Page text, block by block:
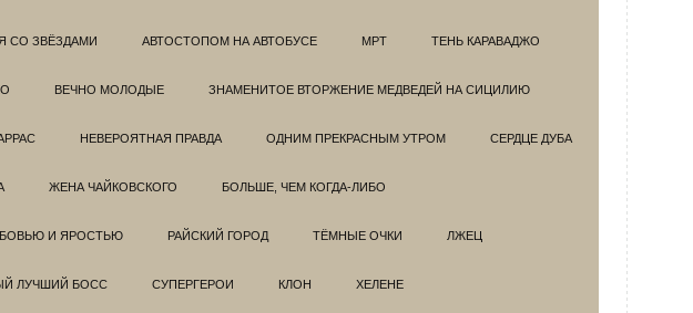
СО ЗВЁЗДАМИ АВТОСТОПОМ НА АВТОБУСЕ МРТ ТЕНЬ КАРАВАДЖО
ВЕЧНО МОЛОДЫЕ ЗНАМЕНИТОЕ ВТОРЖЕНИЕ МЕДВЕДЕЙ НА СИЦИЛИЮ
НЕВЕРОЯТНАЯ ПРАВДА ОДНИМ ПРЕКРАСНЫМ УТРОМ СЕРДЦЕ ДУБА
ЖЕНА ЧАЙКОВСКОГО БОЛЬШЕ, ЧЕМ КОГДА-ЛИБО
И ЯРОСТЬЮ РАЙСКИЙ ГОРОД ТЁМНЫЕ ОЧКИ ЛЖЕЦ
ЛУЧШИЙ БОСС СУПЕРГЕРОИ КЛОН ХЕЛЕНЕ